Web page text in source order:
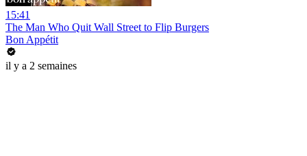
15:41
The Man Who Quit Wall Street to Flip Burgers
Bon Appétit
il y a 2 semaines